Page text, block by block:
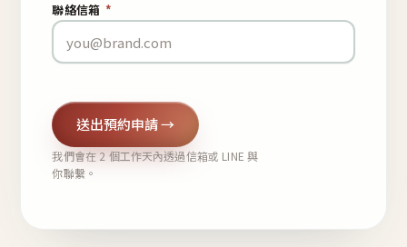
聯絡信箱 *
送出預約申請 →
我們會在 2 個工作天內透過信箱或 LINE 與
你聯繫。